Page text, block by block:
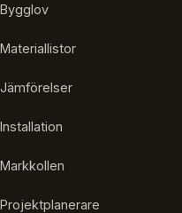
Bygglov
Materiallistor
Jämförelser
Installation
Markkollen
Projektplanerare